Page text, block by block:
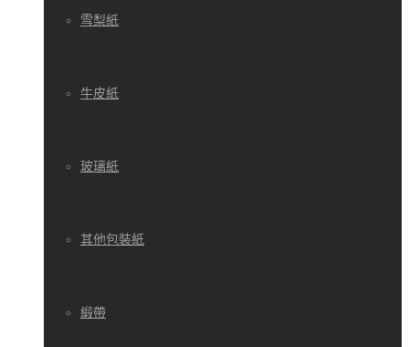
雪梨紙
牛皮紙
玻璃紙
其他包裝紙
緞帶